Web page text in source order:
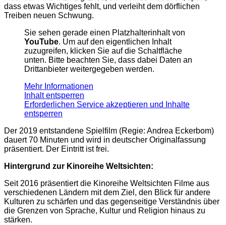
dass etwas Wichtiges fehlt, und verleiht dem dörflichen
Treiben neuen Schwung.
Sie sehen gerade einen Platzhalterinhalt von
YouTube. Um auf den eigentlichen Inhalt
zuzugreifen, klicken Sie auf die Schaltfläche
unten. Bitte beachten Sie, dass dabei Daten an
Drittanbieter weitergegeben werden.
Mehr Informationen
Inhalt entsperren
Erforderlichen Service akzeptieren und Inhalte
entsperren
Der 2019 entstandene Spielfilm (Regie: Andrea Eckerbom)
dauert 70 Minuten und wird in deutscher Originalfassung
präsentiert. Der Eintritt ist frei.
Hintergrund zur Kinoreihe Weltsichten:
Seit 2016 präsentiert die Kinoreihe Weltsichten Filme aus
verschiedenen Ländern mit dem Ziel, den Blick für andere
Kulturen zu schärfen und das gegenseitige Verständnis über
die Grenzen von Sprache, Kultur und Religion hinaus zu
stärken.